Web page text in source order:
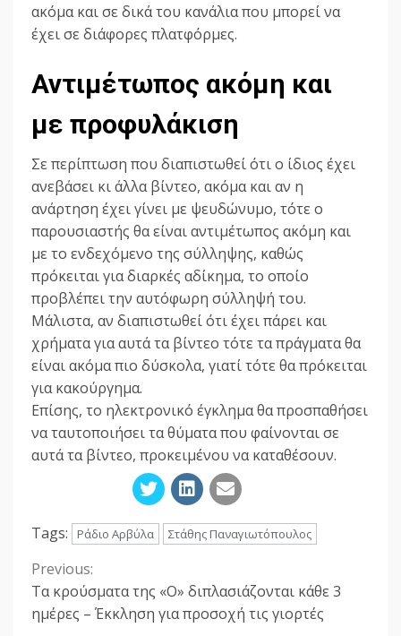
ακόμα και σε δικά του κανάλια που μπορεί να
έχει σε διάφορες πλατφόρμες.
Αντιμέτωπος ακόμη και
με προφυλάκιση
Σε περίπτωση που διαπιστωθεί ότι ο ίδιος έχει
ανεβάσει κι άλλα βίντεο, ακόμα και αν η
ανάρτηση έχει γίνει με ψευδώνυμο, τότε ο
παρουσιαστής θα είναι αντιμέτωπος ακόμη και
με το ενδεχόμενο της σύλληψης, καθώς
πρόκειται για διαρκές αδίκημα, το οποίο
προβλέπει την αυτόφωρη σύλληψή του.
Μάλιστα, αν διαπιστωθεί ότι έχει πάρει και
χρήματα για αυτά τα βίντεο τότε τα πράγματα θα
είναι ακόμα πιο δύσκολα, γιατί τότε θα πρόκειται
για κακούργημα.
Επίσης, το ηλεκτρονικό έγκλημα θα προσπαθήσει
να ταυτοποιήσει τα θύματα που φαίνονται σε
αυτά τα βίντεο, προκειμένου να καταθέσουν.
Tags: Ράδιο Αρβύλα Στάθης Παναγιωτόπουλος
Continue
Reading
Previous:
Τα κρούσματα της «Ο» διπλασιάζονται κάθε 3
ημέρες – Έκκληση για προσοχή τις γιορτές